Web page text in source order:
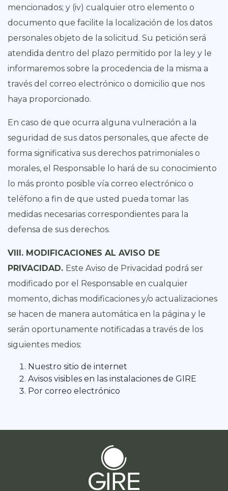
mencionados; y (iv) cualquier otro elemento o
documento que facilite la localización de los datos
personales objeto de la solicitud. Su petición será
atendida dentro del plazo permitido por la ley y le
informaremos sobre la procedencia de la misma a
través del correo electrónico o domicilio que nos
haya proporcionado.
En caso de que ocurra alguna vulneración a la
seguridad de sus datos personales, que afecte de
forma significativa sus derechos patrimoniales o
morales, el Responsable lo hará de su conocimiento
lo más pronto posible vía correo electrónico o
teléfono a fin de que usted pueda tomar las
medidas necesarias correspondientes para la
defensa de sus derechos.
VIII. MODIFICACIONES AL AVISO DE
PRIVACIDAD. Este Aviso de Privacidad podrá ser
modificado por el Responsable en cualquier
momento, dichas modificaciones y/o actualizaciones
se hacen de manera automática en la página y le
serán oportunamente notificadas a través de los
siguientes medios:
Nuestro sitio de internet
Avisos visibles en las instalaciones de GIRE
Por correo electrónico